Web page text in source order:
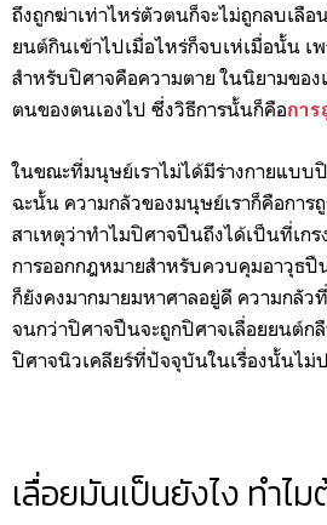
ถึงถูกฆ่าเท่าไหร่ตัวตนก็จะไม่ถูกลบเลือ
ยนต์กินเข้าไปเมื่อไหร่ก็จบเห่เมื่อนั้น เ
สำหรับปิศาจคือความตาย ในนิยามของ
ตนของตนเองไป ซึ่งวิธีการนั้นก็คือกา
ในขณะที่มนุษย์เราไม่ได้มีร่างกายแบบปิ
ฉะนั้น ความกลัวของมนุษย์เราก็คือการ
สาเหตุว่าทำไมปิศาจปืนถึงได้เป็นที่เก
การออกกฎหมายสำหรับควบคุมอาวุธ
ก็ยังคงมากมายมหาศาลอยู่ดี ความกลัว
จนกว่าปิศาจปืนจะถูกปิศาจเลื่อยยนต์
ปิศาจนิวเคลียร์ที่ปัจจุบันในเรื่องนั้นไม่
เลื่อยมันเป็นยังไง ทำไ